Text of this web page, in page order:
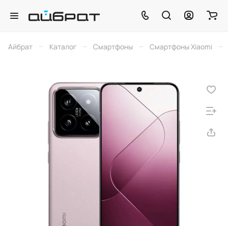
Айбрат – Каталог – Смартфоны – Смартфоны Xiaomi –